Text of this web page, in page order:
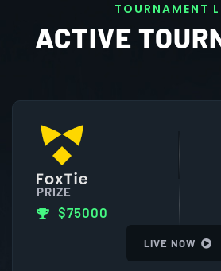
T O U R NAM EN T L
ACTIVE
PRIZE
$75000
LIVE NOW